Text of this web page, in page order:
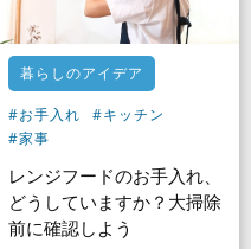
暮らしのアイデア
#お手入れ
#キッチン
#家事
レンジフードのお手入れ、
どうしていますか？大掃除
前に確認しよう